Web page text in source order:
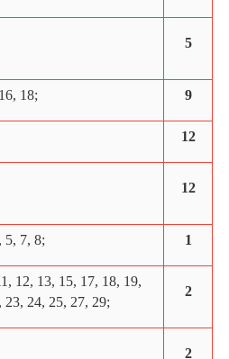
5
18; 9
12
12
5, 7, 8; 1
12, 13, 15, 17, 18, 19,
23, 24, 25, 27, 29;
2
2